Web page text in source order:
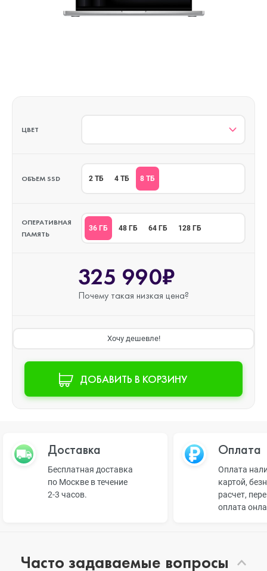
ЦВЕТ
ОБЪЕМ SSD 2 ТБ 4 ТБ 8 ТБ
ОПЕРАТИВНАЯ
ПАМЯТЬ
36 ГБ 48 ГБ 64 ГБ 128 ГБ
325 990₽
Почему такая низкая цена?
Хочу дешевле!
ДОБАВИТЬ В КОРЗИНУ
Доставка
Бесплатная доставка
по Москве в течение
2-3 часов.
Оплата
Оплата
картой,
расчет,
оплата
Часто задаваемые вопросы